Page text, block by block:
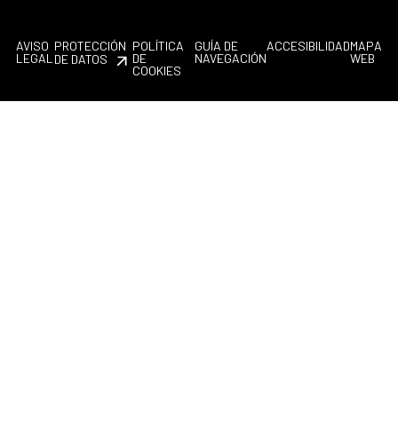
AVISO
LEGAL
PROTECCIÓN
DE DATOS
POLÍTICA
DE
COOKIES
GUÍA DE
NAVEGACIÓN
ACCESIBILIDADMAPA
WEB